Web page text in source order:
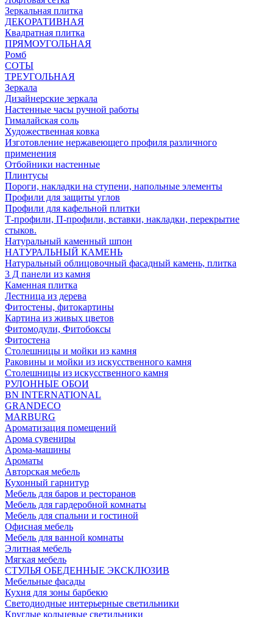
Зеркальная плитка
ДЕКОРАТИВНАЯ
Квадратная плитка
ПРЯМОУГОЛЬНАЯ
Ромб
СОТЫ
ТРЕУГОЛЬНАЯ
Зеркала
Дизайнерские зеркала
Настенные часы ручной работы
Гималайская соль
Художественная ковка
Изготовление нержавеющего профиля различного
применения
Отбойники настенные
Плинтусы
Пороги, накладки на ступени, напольные элементы
Профили для защиты углов
Профили для кафельной плитки
Т-профили, П-профили, вставки, накладки, перекрытие
стыков.
Натуральный каменный шпон
НАТУРАЛЬНЫЙ КАМЕНЬ
Натуральный облицовочный фасадный камень, плитка
3 Д панели из камня
Каменная плитка
Лестница из дерева
Фитостены, фитокартины
Картина из живых цветов
Фитомодули, Фитобоксы
Фитостена
Столешницы и мойки из камня
Раковины и мойки из искусственного камня
Столешницы из искусственного камня
РУЛОННЫЕ ОБОИ
BN INTERNATIONAL
GRANDECO
MARBURG
Ароматизация помещений
Арома сувениры
Арома-машины
Ароматы
Авторская мебель
Кухонный гарнитур
Мебель для баров и ресторанов
Мебель для гардеробной комнаты
Мебель для спальни и гостиной
Офисная мебель
Мебель для ванной комнаты
Элитная мебель
Мягкая мебель
СТУЛЬЯ ОБЕДЕННЫЕ ЭКСКЛЮЗИВ
Мебельные фасады
Кухня для зоны барбекю
Светодиодные интерьерные светильники
Круглые кольцевые светильники